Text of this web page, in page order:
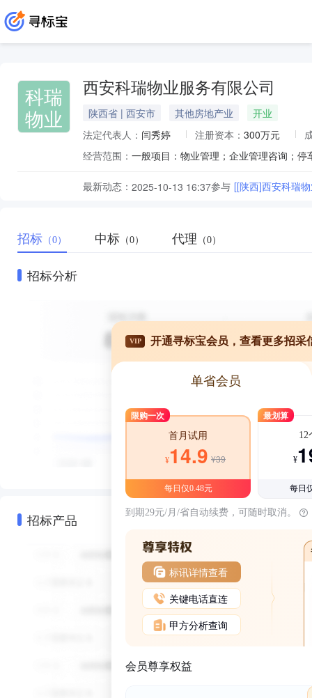
科瑞
物业
西安科瑞物业服务有限公司
陕西省 | 西安市 其他房地产业
开业
法定代表人： 闫秀婷 注册资本： 300万元
经营范围：
最新动态： 2025-10-13 16:37参与 [[陕西]西安科瑞
招标 （0） 中标 （0） 代理 （0）
招标分析
招标产品
VIP 开通寻标宝会员，查看更多招采
单省会员
限购一次
首月试用
¥14.9 ¥39
每日仅0.48元
最划算
12
¥
每日
到期29元/月/省自动续费，可随时取消。
标讯详情查看
关键电话直连
甲方分析查询
会员尊享权益